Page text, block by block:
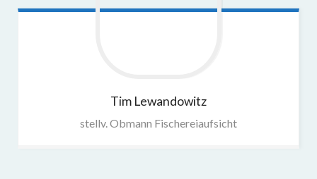
Tim Lewandowitz
stellv. Obmann Fischereiaufsicht